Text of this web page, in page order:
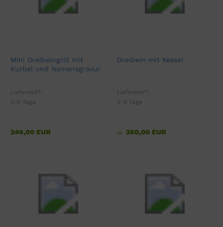
Mini Dreibeingrill mit
Kurbel und Namensgravur
Lieferzeit*:
2-5 Tage
249,00 EUR
Dreibein mit Kessel
Lieferzeit*:
2-5 Tage
ab 260,00 EUR